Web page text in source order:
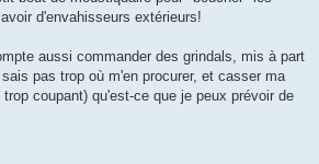
d'envahisseurs extérieurs!
aussi commander des grindals, mis à part
pas trop où m'en procurer, et casser ma
coupant) qu'est-ce que je peux prévoir de